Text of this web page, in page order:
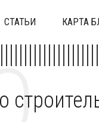
СТАТЬИ КАРТА